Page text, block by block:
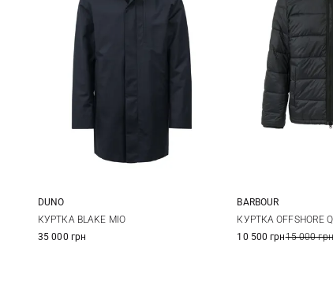
48 50
DUNO
КУРТКА BLAKE MIO
35 000 грн
M L
BARBOUR
КУРТКА OFFSHORE
10 500 грн15 000 грн